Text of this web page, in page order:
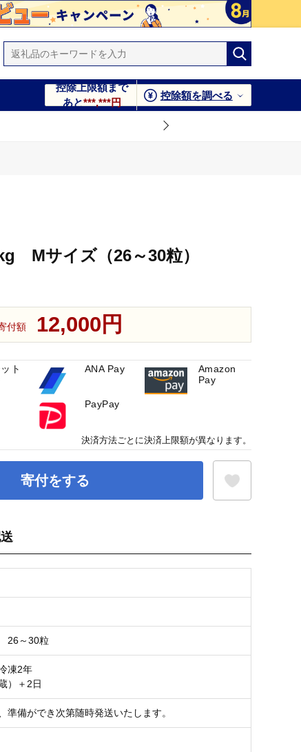
控除上限額まで
あと***,***円
控除額を調べる
Mサイズ（26～30粒）
付額 12,000円
寄付をする
26～30粒
凍2年
）＋2日
準備ができ次第随時発送いたします。
ト
ANA Pay
Amazon
Pay
PayPay
決済方法ごとに決済上限額が異なります。